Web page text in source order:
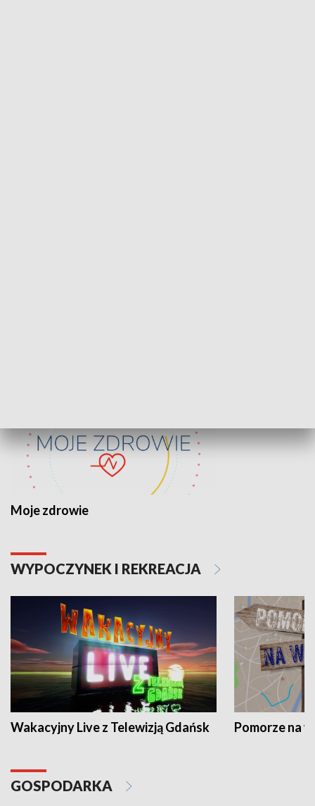
Moje zdrowie
WYPOCZYNEK I REKREACJA
Wakacyjny Live z Telewizją Gdańsk Pomorze na
GOSPODARKA